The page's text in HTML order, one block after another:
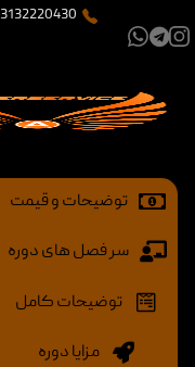
توضیحات و قیمت
سر فصل های دوره
توضیحات کامل
مزایا دوره